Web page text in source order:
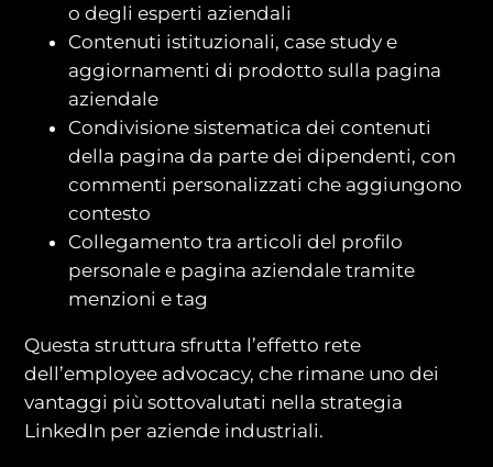
o degli esperti aziendali
Contenuti istituzionali, case study e
aggiornamenti di prodotto sulla pagina
aziendale
Condivisione sistematica dei contenuti
della pagina da parte dei dipendenti, con
commenti personalizzati che aggiungono
contesto
Collegamento tra articoli del profilo
personale e pagina aziendale tramite
menzioni e tag
Questa struttura sfrutta l’effetto rete
dell’employee advocacy, che rimane uno dei
vantaggi più sottovalutati nella strategia
LinkedIn per aziende industriali.